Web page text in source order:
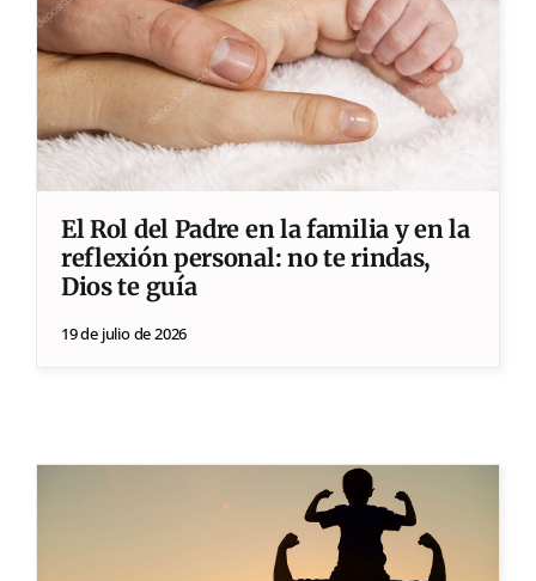
El Rol del Padre en la familia y en la
reflexión personal: no te rindas,
Dios te guía
19 de julio de 2026